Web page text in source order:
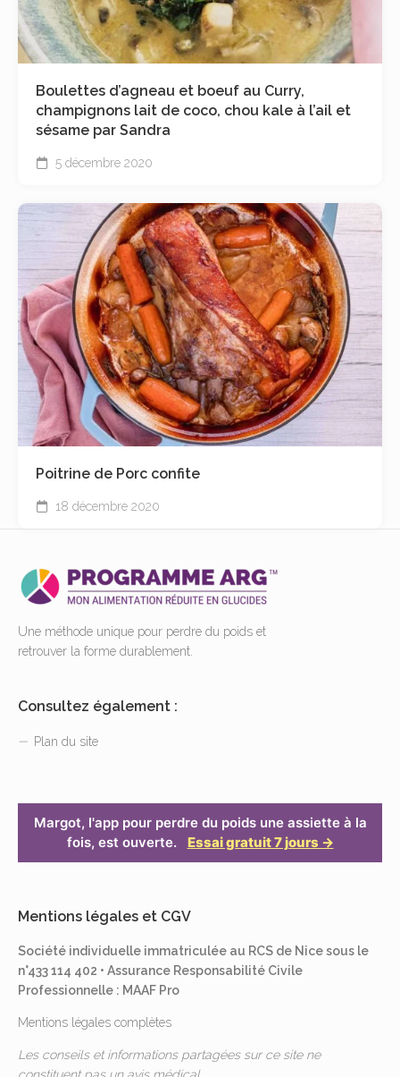
Boulettes d’agneau et boeuf au Curry,
champignons lait de coco, chou kale à l’ail et
sésame par Sandra
5 décembre 2020
Poitrine de Porc confite
18 décembre 2020
Une méthode unique pour perdre du poids et
retrouver la forme durablement.
Consultez également :
Plan du site
Margot, l'app pour perdre du poids une assiette à la
fois, est ouverte.
Essai gratuit 7 jours →
Mentions légales et CGV
Société individuelle immatriculée au RCS de Nice sous le
n°433 114 402 • Assurance Responsabilité Civile
Professionnelle : MAAF Pro
Mentions légales complètes
Les conseils et informations partagées sur ce site ne